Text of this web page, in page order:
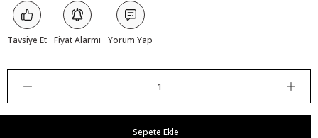
Tavsiye Et Fiyat Alarmı Yorum Yap
Sepete Ekle